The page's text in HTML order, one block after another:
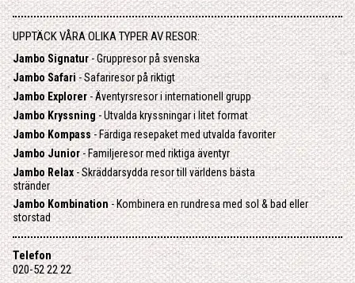
UPPTÄCK VÅRA OLIKA TYPER AV RESOR:
Jambo Signatur- Gruppresor på svenska
Jambo Safari- Safariresor på riktigt
Jambo Explorer- Äventyrsresor i internationell grupp
Jambo Kryssning- Utvalda kryssningar i litet format
Jambo Kompass- Färdiga resepaket med utvalda favoriter
Jambo Junior- Familjeresor med riktiga äventyr
Jambo Relax- Skräddarsydda resor till världens bästa
stränder
Jambo Kombination- Kombinera en rundresa med sol & bad eller
storstad
Telefon
020-52 22 22